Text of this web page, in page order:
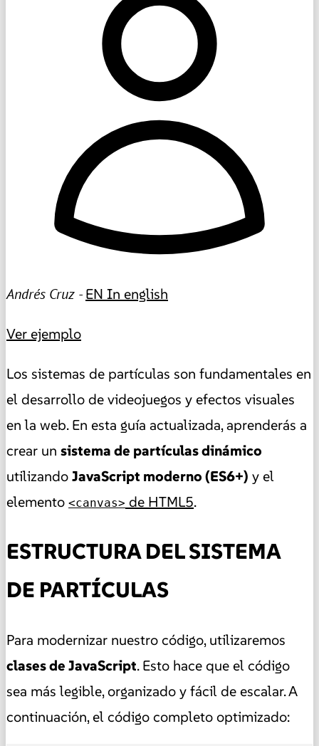
Andrés Cruz -EN In english
Ver ejemplo
Los sistemas de partículas son fundamentales en
el desarrollo de videojuegos y efectos visuales
en la web. En esta guía actualizada, aprenderás a
crear un sistema de partículas dinámico
utilizandoJavaScript moderno (ES6+) y el
elemento <canvas> de HTML5.
ESTRUCTURA DEL SISTEMA
DE PARTÍCULAS
Para modernizar nuestro código, utilizaremos
clases de JavaScript. Esto hace que el código
sea más legible, organizado y fácil de escalar. A
continuación, el código completo optimizado: